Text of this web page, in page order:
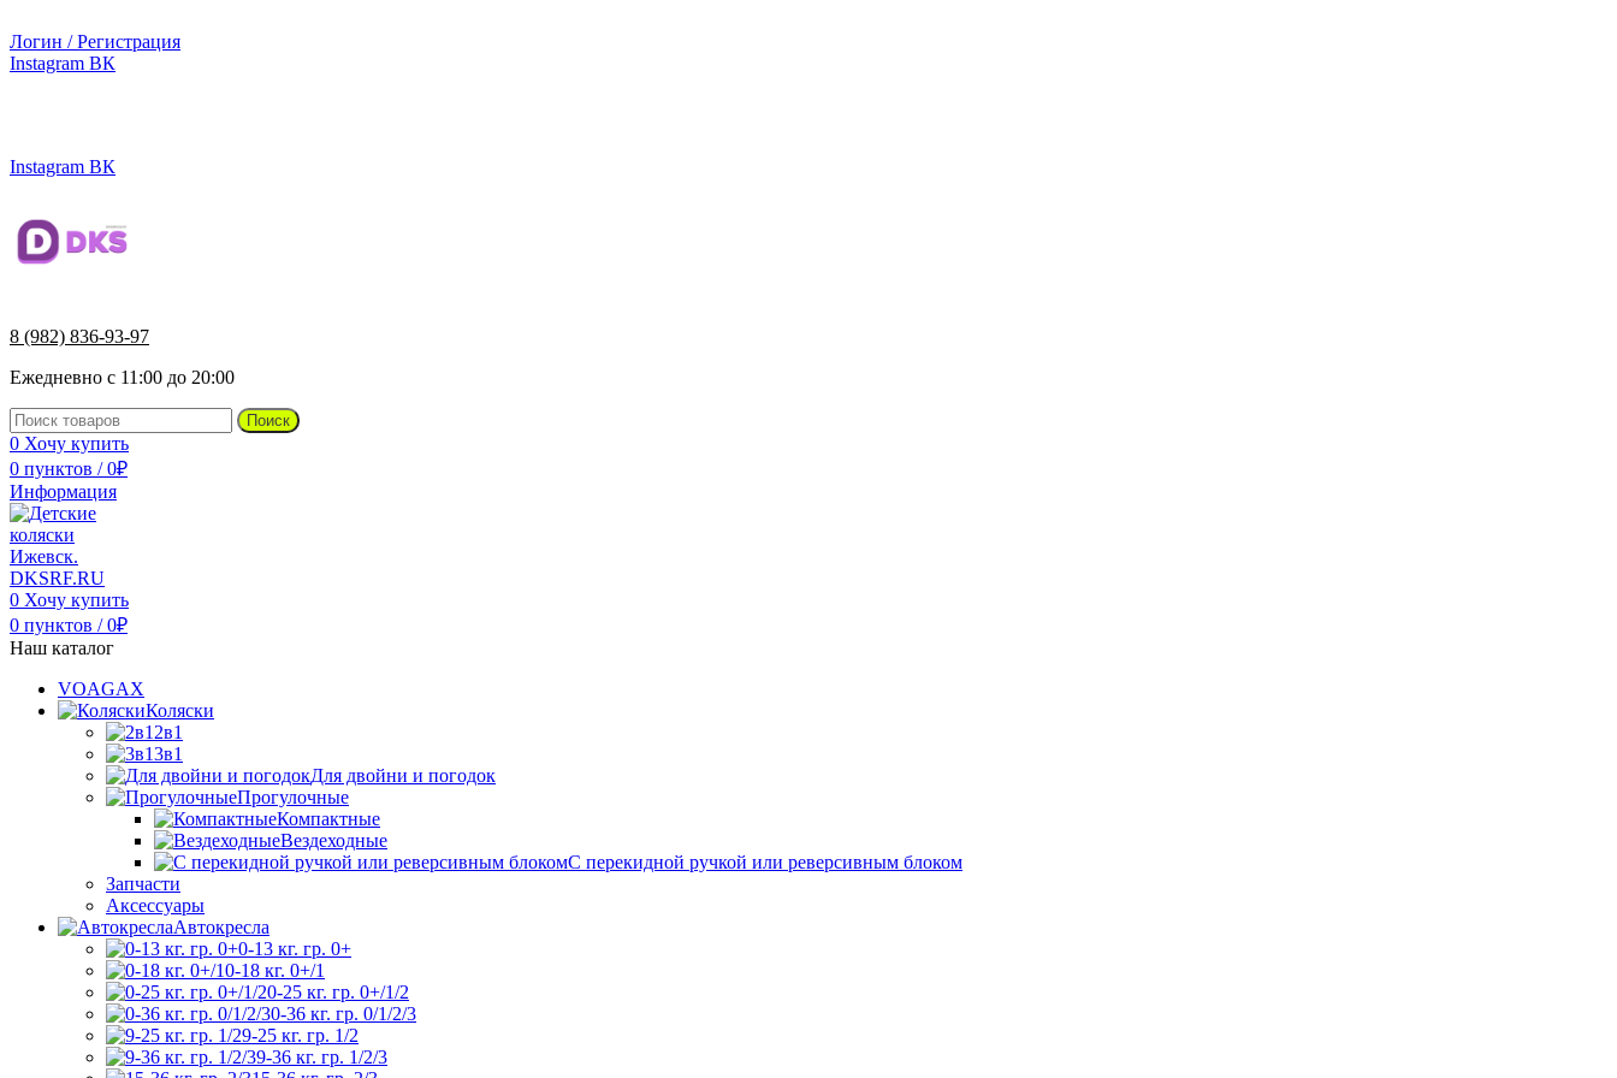
Логин / Регистрация
Instagram ВК
Instagram ВК
8 (982) 836-93-97
Ежедневно с 11:00 до 20:00
Поиск
0 Хочу купить
0 пунктов / 0₽
Информация
0 Хочу купить
0 пунктов / 0₽
Наш каталог
VOAGAX
Коляски
2в1
3в1
Для двойни и погодок
Прогулочные
Компактные
Вездеходные
С перекидной ручкой или реверсивным блоком
Запчасти
Аксессуары
Автокресла
0-13 кг. гр. 0+
0-18 кг. 0+/1
0-25 кг. гр. 0+/1/2
0-36 кг. гр. 0/1/2/3
9-25 кг. гр. 1/2
9-36 кг. гр. 1/2/3